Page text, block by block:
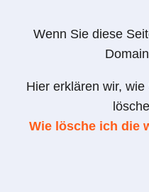
Wenn Sie diese
Hier erklären wir,
Wie lösche ich die